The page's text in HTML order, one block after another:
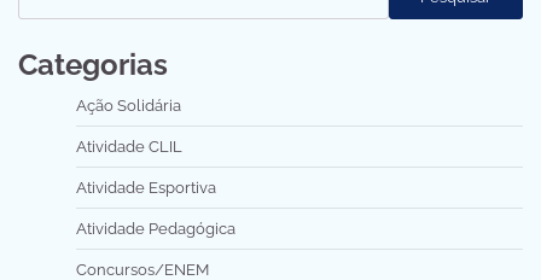
Categorias
Ação Solidária
Atividade CLIL
Atividade Esportiva
Atividade Pedagógica
Concursos/ENEM